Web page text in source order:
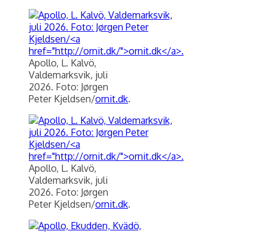
Apollo, L. Kalvö,
Valdemarksvik, juli
2026. Foto: Jørgen
Peter Kjeldsen/ornit.dk.
Apollo, L. Kalvö,
Valdemarksvik, juli
2026. Foto: Jørgen
Peter Kjeldsen/ornit.dk.